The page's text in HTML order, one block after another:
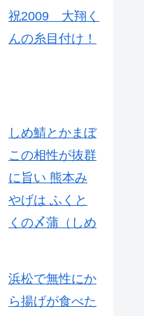
祝2009 大翔く
んの糸目付け！
しめ鯖とかまぼ
この相性が抜群
に旨い 熊本み
やげは ふくと
くの〆蒲（しめ
浜松で無性にか
ら揚げが食べた